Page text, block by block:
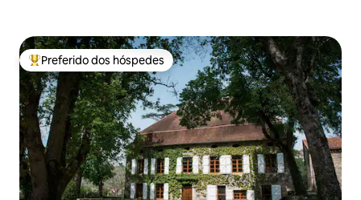
Entre os melhores preferidos dos hóspedes
Preferido dos hóspedes